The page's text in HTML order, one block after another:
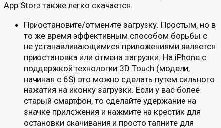
App Store также легко скачается.
Приостановите/отмените загрузку. Простым, но в
то же время эффективным способом борьбы с
не устанавливающимися приложениями является
приостановка или отмена загрузки. На iPhone с
поддержкой технологии 3D Touch (модели,
начиная с 6S) это можно сделать путем сильного
нажатия на иконку загрузки. Если у вас более
старый смартфон, то сделайте удержание на
значке приложения и нажмите на крестик для
остановки скачивания и просто тапните для